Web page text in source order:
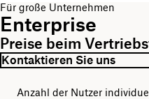
Für große Unternehmen
Enterprise
Preise beim
Kontaktieren Sie uns
Anzahl der Nutzer